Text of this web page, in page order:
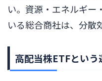
い。資源・エネルギー
いる総合商社は、分散
高配当株ETFという